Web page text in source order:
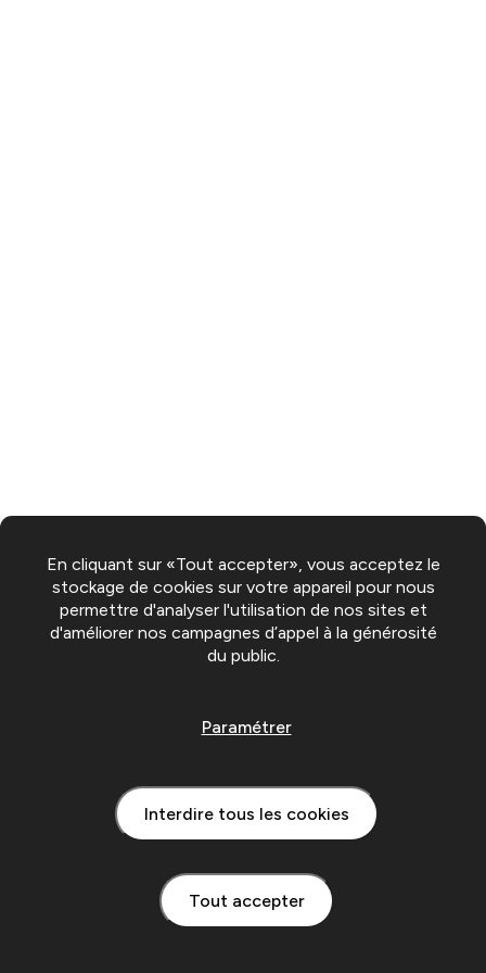
En cliquant sur «Tout accepter», vous acceptez le
stockage de cookies sur votre appareil pour nous
permettre d'analyser l'utilisation de nos sites et
d'améliorer nos campagnes d’appel à la générosité
du public.
Tout accepter
Interdire tous les cookies
Paramétrer